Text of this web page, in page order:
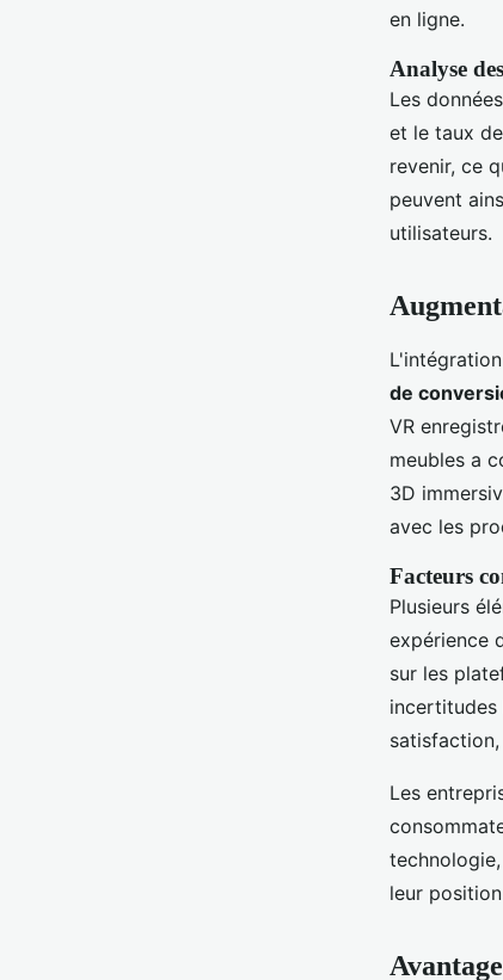
en ligne.
Analyse
Les
et le taux
revenir, ce
peuvent
utilisateurs.
de
VR
meubles a
3D
avec les
Facteurs
Plusieurs
expérience
sur les
incertitudes
Les
leur